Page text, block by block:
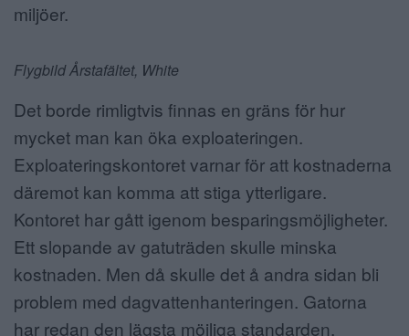
miljöer.
Flygbild Årstafältet, White
Det borde rimligtvis finnas en gräns för hur
mycket man kan öka exploateringen.
Exploateringskontoret varnar för att kostnaderna
däremot kan komma att stiga ytterligare.
Kontoret har gått igenom besparingsmöjligheter.
Ett slopande av gatuträden skulle minska
kostnaden. Men då skulle det å andra sidan bli
problem med dagvattenhanteringen. Gatorna
har redan den lägsta möjliga standarden.